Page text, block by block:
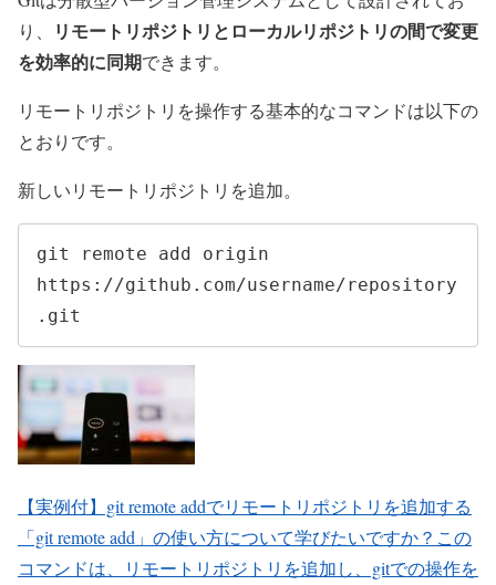
り、
リモートリポジトリとローカルリポジトリの間で変更
を効率的に同期できます。
リモートリポジトリを操作する基本的なコマンドは以下の
とおりです。
新しいリモートリポジトリを追加。
git remote add origin
https://github.com/username/repository
.git
【実例付】git remote addでリモートリポジトリを追加する
「git remote add」の使い方について学びたいですか？この
コマンドは、リモートリポジトリを追加し、gitでの操作を